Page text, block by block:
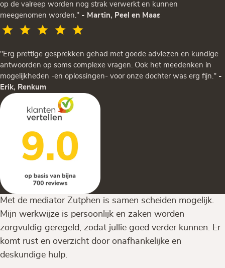
op de valreep worden nog strak verwerkt en kunnen
meegenomen worden." - Martin, Peel en Maas
"Erg prettige gesprekken gehad met goede adviezen en kundige
antwoorden op soms complexe vragen. Ook het meedenken in
mogelijkheden -en oplossingen- voor onze dochter was erg fijn." -
Erik, Renkum
Met de mediator Zutphen is samen scheiden mogelijk.
Mijn werkwijze is persoonlijk en zaken worden
zorgvuldig geregeld, zodat jullie goed verder kunnen. Er
komt rust en overzicht door onafhankelijke en
deskundige hulp.